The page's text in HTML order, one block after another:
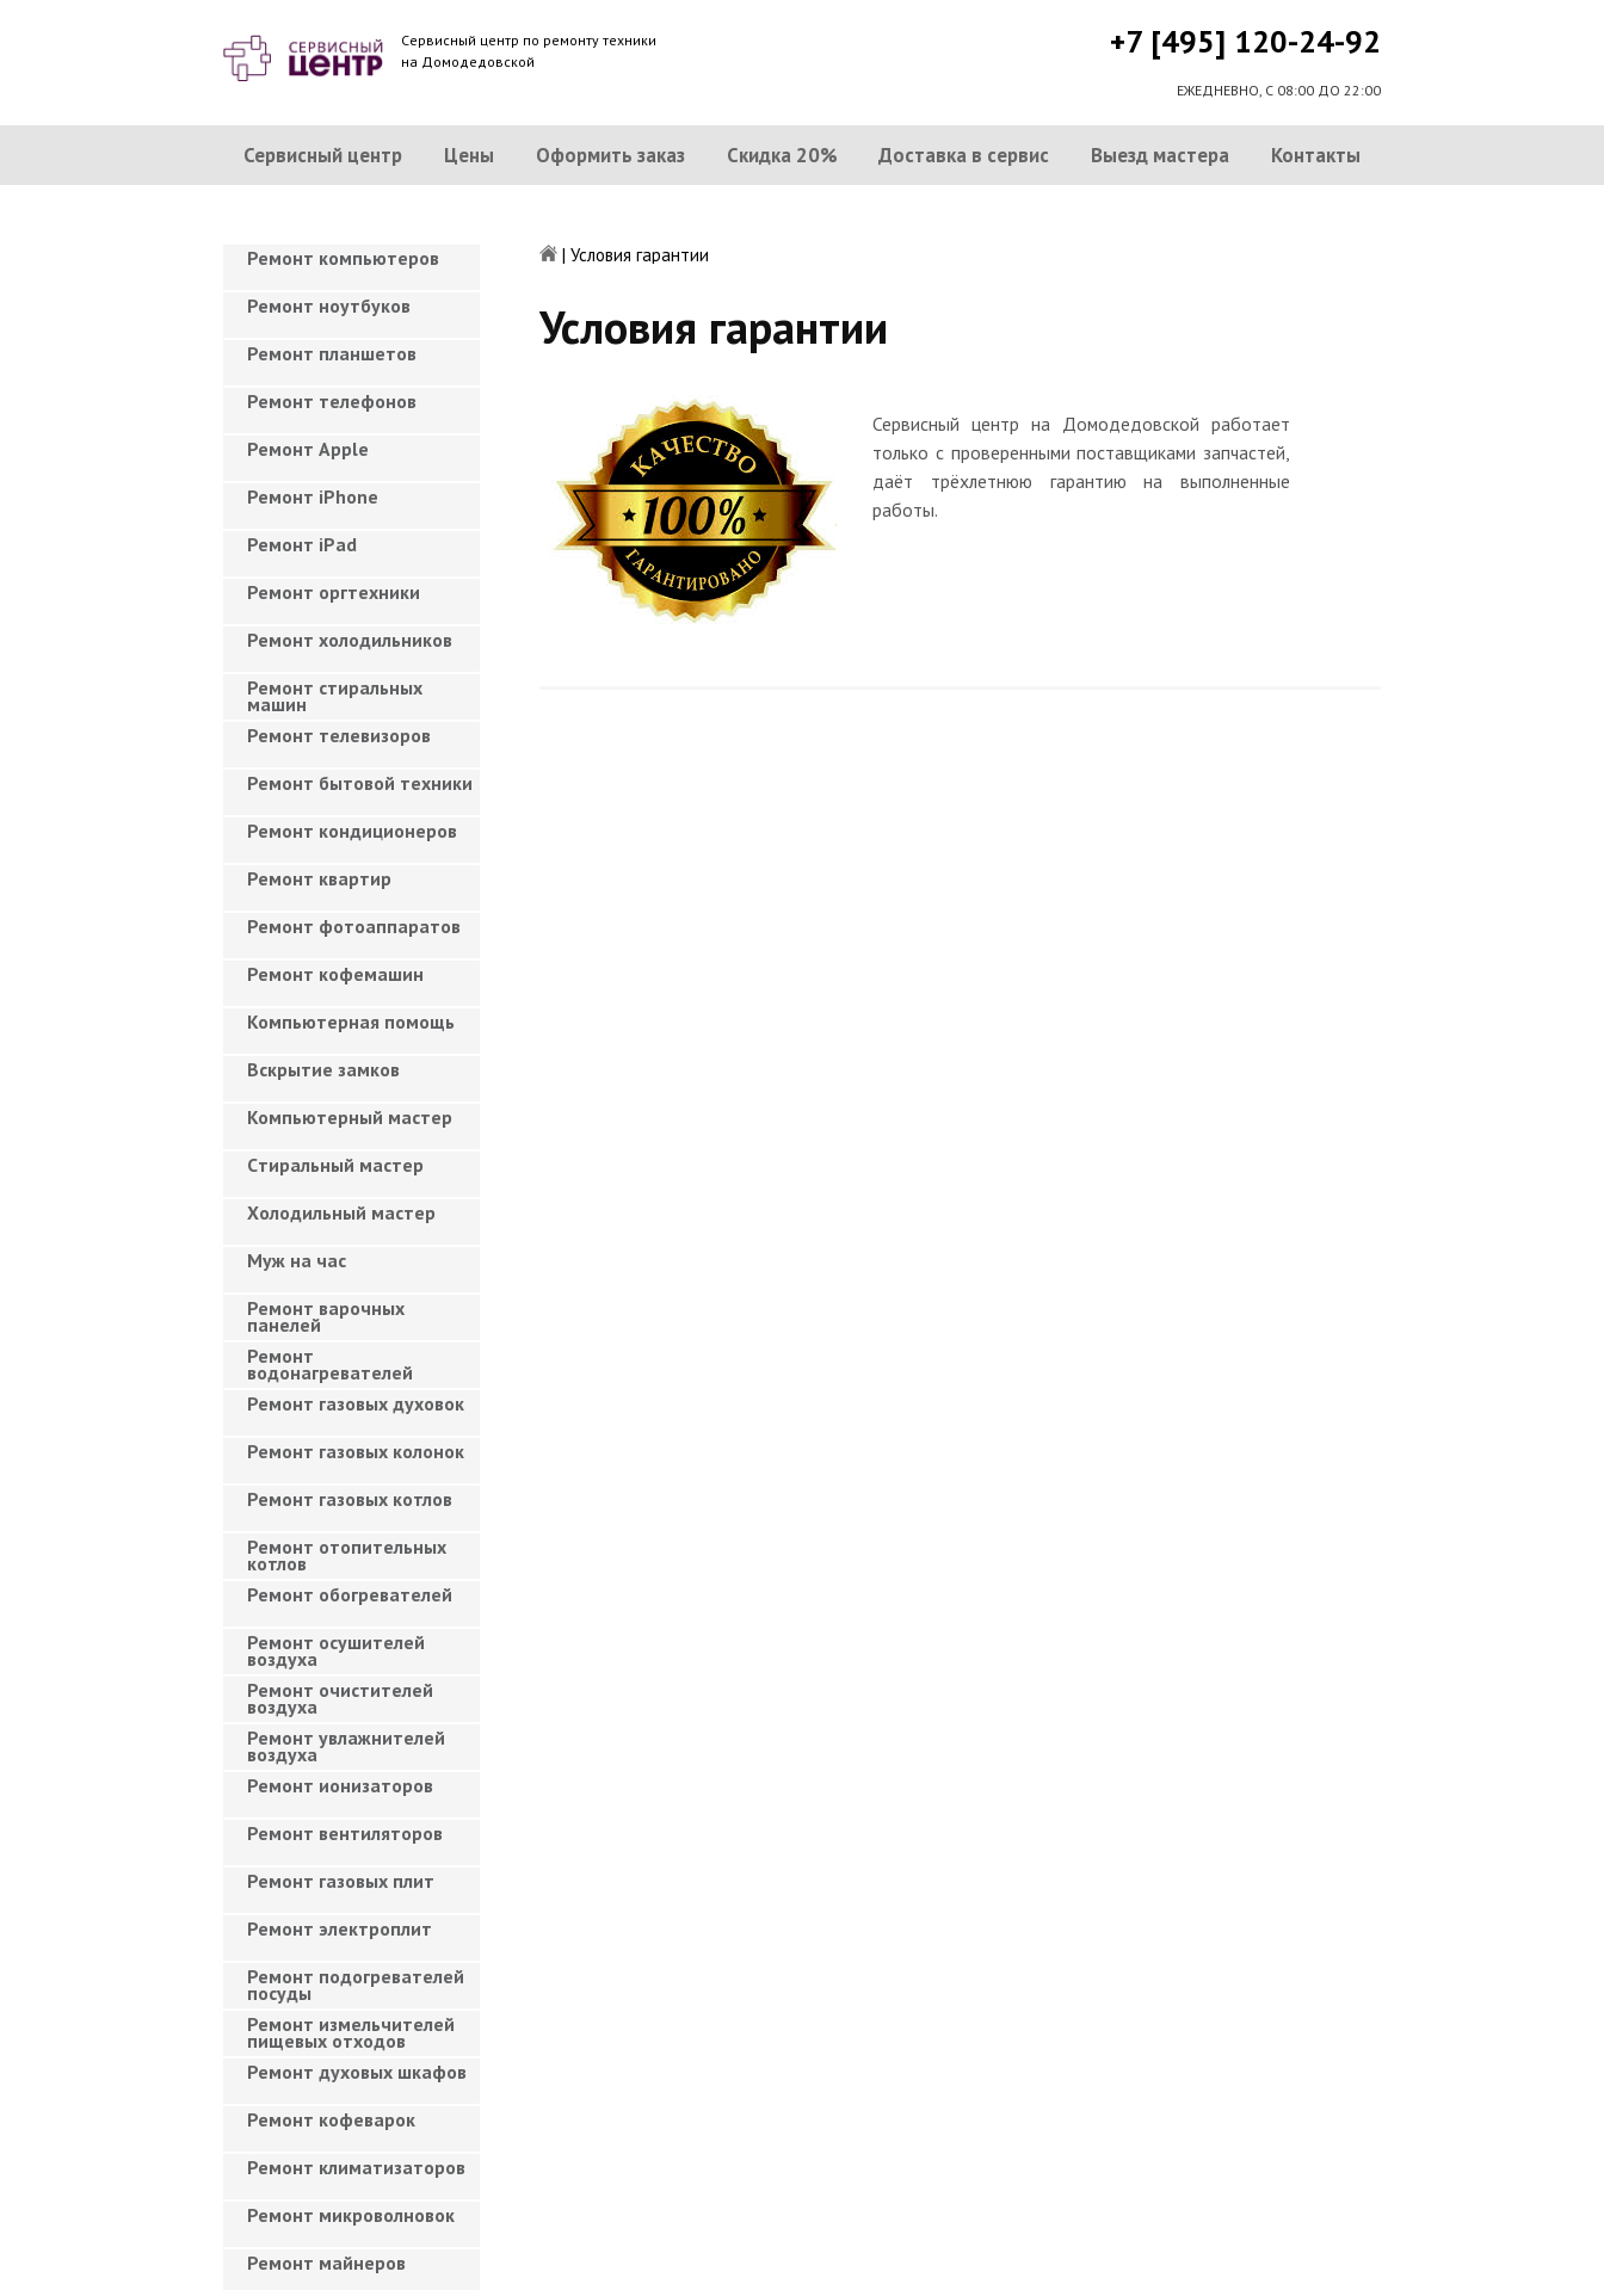
Сервисный центр по ремонту техники
на Домодедовской
+7 [495] 120-24-92
ЕЖЕДНЕВНО, С 08:00 ДО 22:00
Сервисный центр Цены Оформить заказ Скидка 20% Доставка в сервис Выезд мастера Контакты
| Условия гарантии
Условия гарантии
Сервисный центр на Домодедовской работает
только с проверенными поставщиками запчастей,
даёт трёхлетнюю гарантию на выполненные
работы.
Ремонт компьютеров
Ремонт ноутбуков
Ремонт планшетов
Ремонт телефонов
Ремонт Apple
Ремонт iPhone
Ремонт iPad
Ремонт оргтехники
Ремонт холодильников
Ремонт стиральных
машин
Ремонт телевизоров
Ремонт бытовой техники
Ремонт кондиционеров
Ремонт квартир
Ремонт фотоаппаратов
Ремонт кофемашин
Компьютерная помощь
Вскрытие замков
Компьютерный мастер
Cтиральный мастер
Холодильный мастер
Муж на час
Ремонт варочных
панелей
Ремонт
водонагревателей
Ремонт газовых духовок
Ремонт газовых колонок
Ремонт газовых котлов
Ремонт отопительных
котлов
Ремонт обогревателей
Ремонт осушителей
воздуха
Ремонт очистителей
воздуха
Ремонт увлажнителей
воздуха
Ремонт ионизаторов
Ремонт вентиляторов
Ремонт газовых плит
Ремонт электроплит
Ремонт подогревателей
посуды
Ремонт измельчителей
пищевых отходов
Ремонт духовых шкафов
Ремонт кофеварок
Ремонт климатизаторов
Ремонт микроволновок
Ремонт майнеров